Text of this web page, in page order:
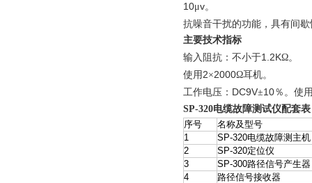
10μv。
抗噪音干扰的功能，具有间
主要技术指标
输入阻抗：不小于1.2KΩ。
使用 2×2000Ω耳机。
工作电压： DC9V±10％。 使
SP-320电缆故障测试仪配套表
序号
名称及型号
1
SP-320电缆故障测主机
2
SP-320定位仪
3
SP-300路径信号产生器
4
路径信号接收器